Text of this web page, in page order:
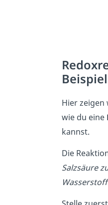
Hier zeigen
wie du eine
kannst.
Die
Salzsäure